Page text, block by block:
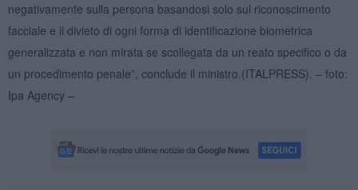
negativamente sulla persona basandosi solo sul riconoscimento
facciale e il divieto di ogni forma di identificazione biometrica
generalizzata e non mirata se scollegata da un reato specifico o da
un procedimento penale”, conclude il ministro.(ITALPRESS). – foto:
Ipa Agency –